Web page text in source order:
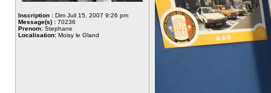
Inscription : Dim Juil 15, 2007 9:26 pm
Message(s) : 70236
Prenom: Stephane
Localisation: Moisy le Gland